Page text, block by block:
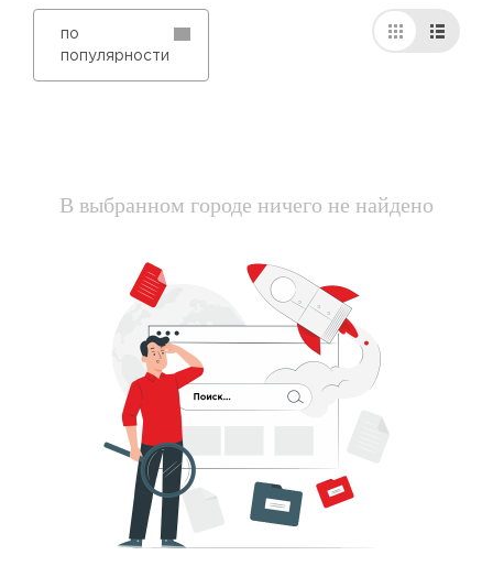
по
популярности
В выбранном городе ничего не найдено